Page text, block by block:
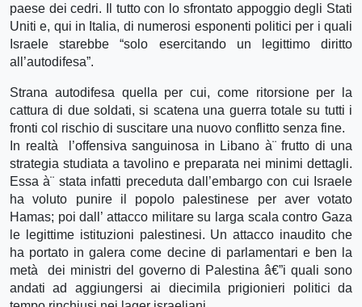
paese dei cedri. Il tutto con lo sfrontato appoggio degli Stati
Uniti e, qui in Italia, di numerosi esponenti politici per i quali
Israele starebbe “solo esercitando un legittimo diritto
all’autodifesa”.
Strana autodifesa quella per cui, come ritorsione per la
cattura di due soldati, si scatena una guerra totale su tutti i
fronti col rischio di suscitare una nuovo conflitto senza fine.
In realtà l’offensiva sanguinosa in Libano à¨ frutto di una
strategia studiata a tavolino e preparata nei minimi dettagli.
Essa à¨ stata infatti preceduta dall’embargo con cui Israele
ha voluto punire il popolo palestinese per aver votato
Hamas; poi dall’ attacco militare su larga scala contro Gaza
le legittime istituzioni palestinesi. Un attacco inaudito che
ha portato in galera come decine di parlamentari e ben la
metà dei ministri del governo di Palestina â€”i quali sono
andati ad aggiungersi ai diecimila prigionieri politici da